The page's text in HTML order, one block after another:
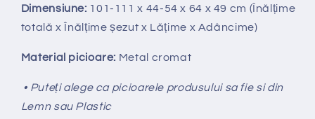
Dimensiune: 101-111x 44-54 x 64 x 49 cm (Înălțime
totală x Înălțimeșezut x Lățime x Adâncime)
Material picioare: Metal cromat
• Puteți alege ca picioarele produsului sa fie si din
Lemn sau Plastic